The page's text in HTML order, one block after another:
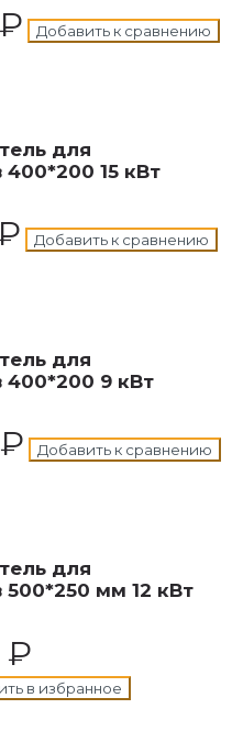
₽
Добавить к сравнению
для
15 кВт
Добавить к сравнению
для
400*200 9 кВт
₽
Добавить к сравнению
для
мм 12 кВт
₽
в избранное